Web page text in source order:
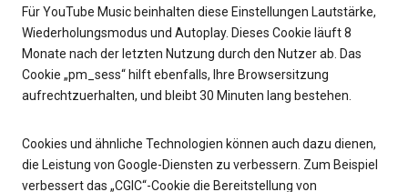
Für YouTube Music beinhalten diese Einstellungen Lautstärke,
Wiederholungsmodus und Autoplay. Dieses Cookie läuft 8
Monate nach der letzten Nutzung durch den Nutzer ab. Das
Cookie „pm_sess“ hilft ebenfalls, Ihre Browsersitzung
aufrechtzuerhalten, und bleibt 30 Minuten lang bestehen.
Cookies und ähnliche Technologien können auch dazu dienen,
die Leistung von Google-Diensten zu verbessern. Zum Beispiel
verbessert das „CGIC“-Cookie die Bereitstellung von